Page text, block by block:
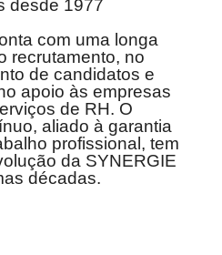
desde 1977
com uma longa
recrutamento, no
de candidatos e
apoio às empresas
de RH. O
aliado à garantia
profissional, tem
da SYNERGIE
décadas.